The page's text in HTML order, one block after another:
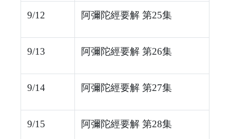
9/12 阿彌陀經要解 第25集
9/13 阿彌陀經要解 第26集
9/14 阿彌陀經要解 第27集
9/15 阿彌陀經要解 第28集